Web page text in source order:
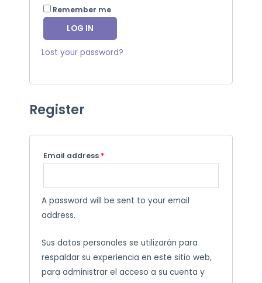
Remember me
LOG IN
Lost your password?
Register
Email address *
A password will be sent to your email
address.
Sus datos personales se utilizarán para
respaldar su experiencia en este sitio web,
para administrar el acceso a su cuenta y